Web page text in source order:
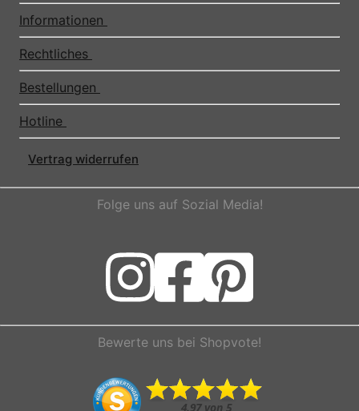
Informationen
Rechtliches
Bestellungen
Hotline
Vertrag widerrufen
Folge uns auf Sozial Media!
Bewerte uns bei Shopvote!